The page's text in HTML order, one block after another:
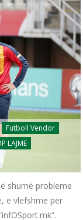
Futboll Vendor
LAJME
shumë probleme
e vlefshme për